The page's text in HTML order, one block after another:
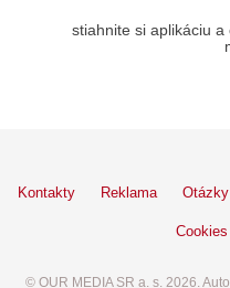
stiahnite si aplikáciu
Kontakty Reklama
Cookies
© OUR MEDIA SR a. s. 2026.